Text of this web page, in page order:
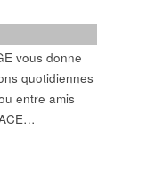
vous donne
quotidiennes
entre amis